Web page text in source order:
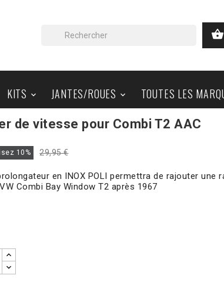


KITS 
JANTES/ROUES TOUTES LES
de vitesse pour Combi T2 AAC
10% 29,95 €
en INOX POLI permettra de rajouter une
Combi Bay Window T2 après 1967